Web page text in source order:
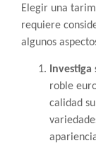
Elegir una
requiere
algunos
Investiga
roble
calidad